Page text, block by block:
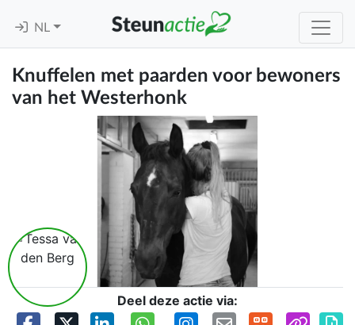
NL
Knuffelen met paarden voor bewoners
van het Westerhonk
Deel deze actie via: